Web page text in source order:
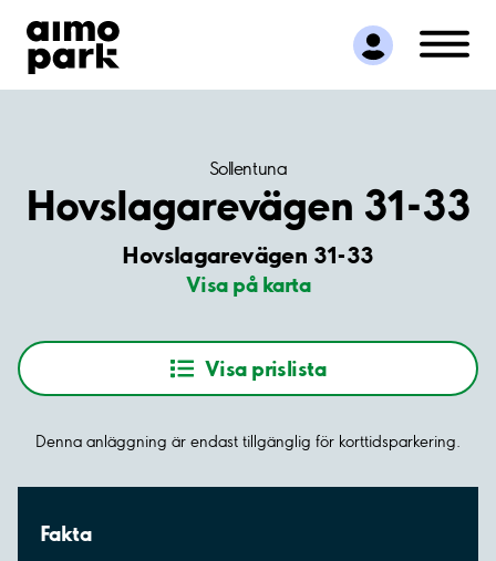
Hitta parkering
Samarbete
Kundservice
Sollentuna
Hovslagarevägen 31-33
Hovslagarevägen 31-33
Visa på karta
Visa prislista
Denna anläggning är endast tillgänglig för korttidsparkering.
Fakta